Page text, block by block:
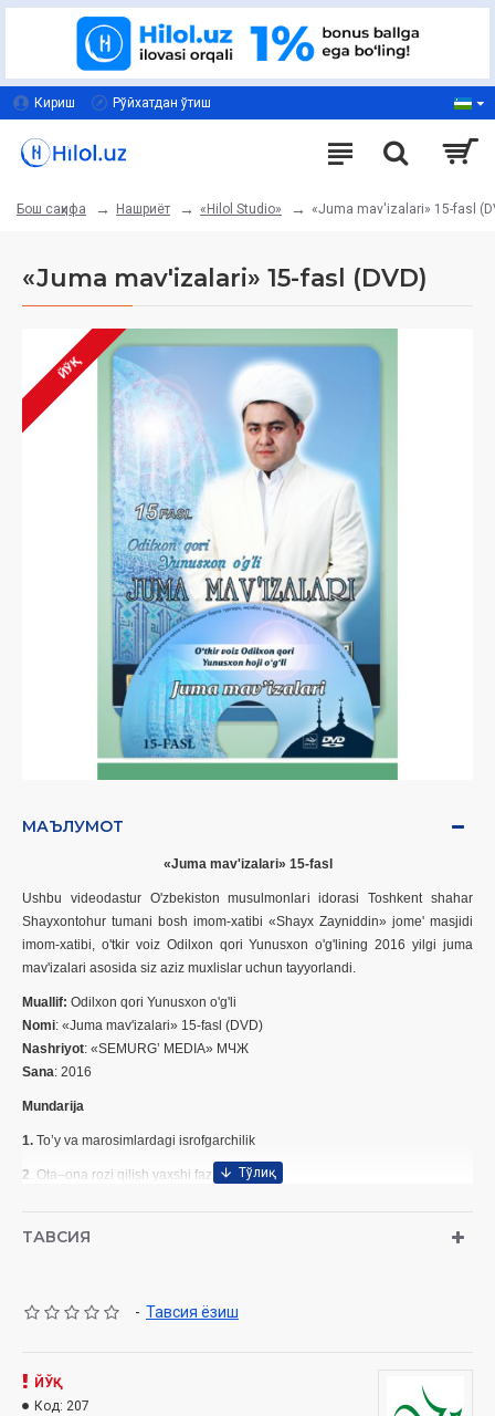
Кириш Рўйхатдан ўтиш
Бош саҳифа Нашриёт «Hilol Studio» «Juma mav'izalari» 15-fasl
«Juma mav'izalari» 15-fasl (DVD)
ЙЎҚ
МАЪЛУМОТ
«Juma mav'izalari» 15-fasl
Ushbu videodastur O'zbekiston musulmonlari idorasi Toshkent shahar
Shayxontohur tumani bosh imom-xatibi «Shayx Zayniddin» jome' masjidi
imom-xatibi, o'tkir voiz Odilxon qori Yunusxon o'g'lining 2016 yilgi juma
mav'izalari asosida siz aziz muxlislar uchun tayyorlandi.
Muallif: Odilxon qori Yunusxon o'g'li
Nomi: «Juma mav'izalari» 15-fasl (DVD)
Nashriyot: «SEMURG’ MEDIA» МЧЖ
Sana: 2016
Mundarija
1. To’y va marosimlardagi isrofgarchilik
2 . Ota–ona rozi qilish yaxshi fazilat
4. Oilada ayolning burch va fazilatlari
ТАВСИЯ
- Тавсия ёзиш
ЙЎҚ
Код: 207